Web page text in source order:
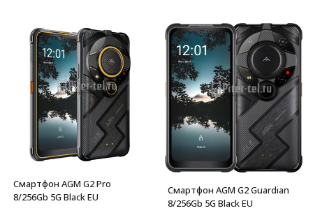
Смартфон AGM G2 Pro
8/256Gb 5G Black EU
Смартфон AGM G2 Guardian
8/256Gb 5G Black EU